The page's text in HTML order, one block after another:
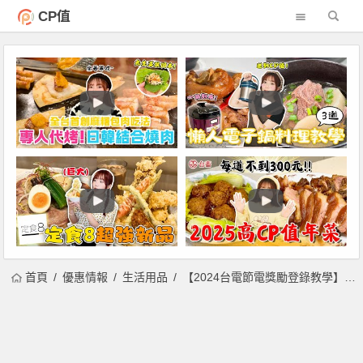
CP值
首頁 優惠情報 生活用品 【2024台電節電獎勵登錄教學】申請資格、省電妙招看這裡！